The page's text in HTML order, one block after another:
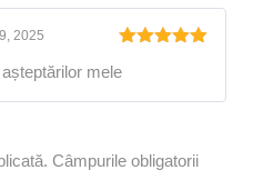
5
2025
mele
Câmpurile obligatorii